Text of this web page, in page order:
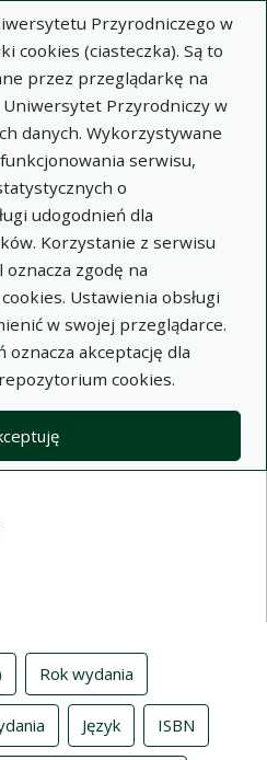
Przyrodniczego w
cookies (ciasteczka). Są to
przez przeglądarkę na
Przyrodniczy w
danych. Wykorzystywane
serwisu,
o
udogodnień dla
Korzystanie z serwisu
zgodę na
Ustawienia obsługi
w swojej przeglądarce.
akceptację dla
cookies.
Wyczyść Zaznacz wszystko
treści)
Rok wydania
Język ISBN